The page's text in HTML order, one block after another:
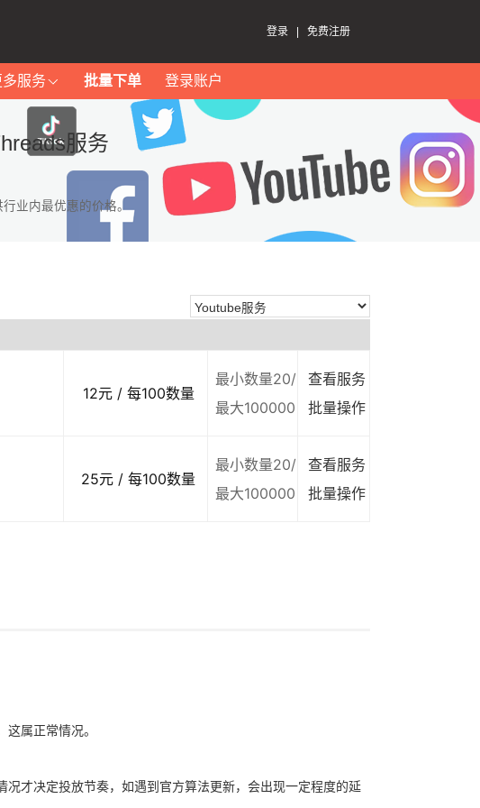
登录 免费注册
多服务 批量下单 登录账户
服务
业内最优惠的价格。
12元 / 每100数量
最小数量20/
最大100000
查看服务
批量操作
25元 / 每100数量
最小数量20/
最大100000
查看服务
批量操作
属正常情况。
才决定投放节奏，如遇到官方算法更新，会出现一定程度的延